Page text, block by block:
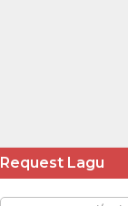
Request Lagu